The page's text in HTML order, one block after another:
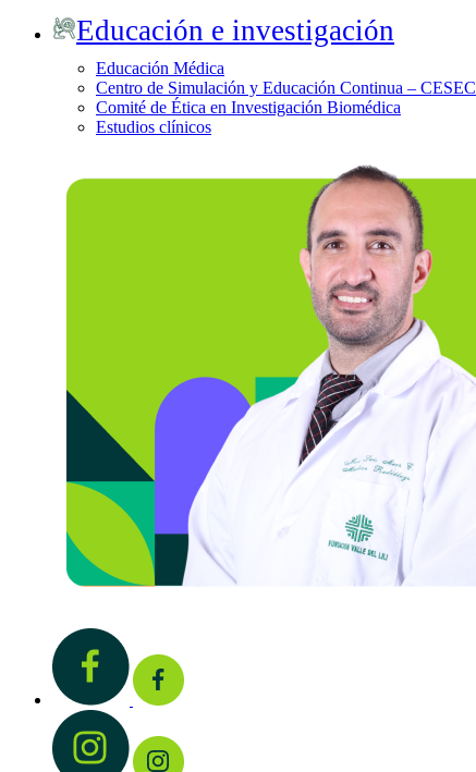
Educación e investigación
Educación Médica
Centro de Simulación y Educación Continua – CESEC
Comité de Ética en Investigación Biomédica
Estudios clínicos